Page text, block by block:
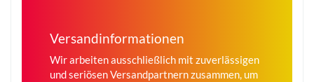
Versandinformationen
Wir arbeiten ausschließlich mit zuverlässigen
und seriösen Versandpartnern zusammen, um